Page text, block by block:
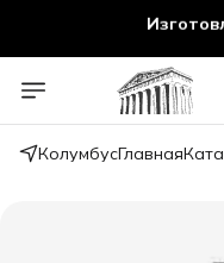
КолумбусГлавная